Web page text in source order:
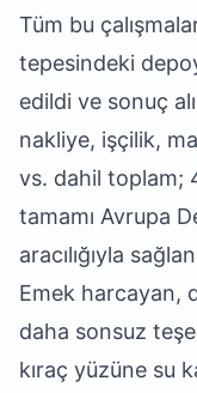
Tüm bu
tepesindeki
edildi ve sonuç
nakliye, işçilik,
vs. dahil toplam;
tamamı Avrupa
aracılığıyla
Emek harcayan,
daha sonsuz
kıraç yüzüne su